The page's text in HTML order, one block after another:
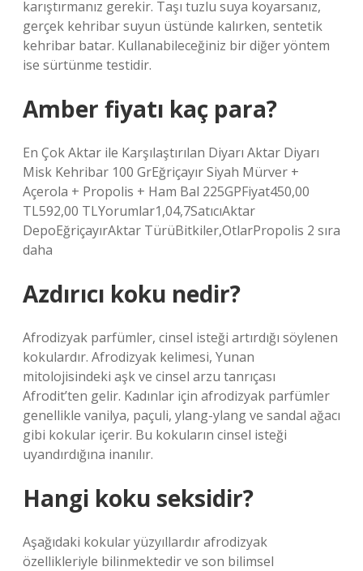
karıştırmanız gerekir. Taşı tuzlu suya koyarsanız,
gerçek kehribar suyun üstünde kalırken, sentetik
kehribar batar. Kullanabileceğiniz bir diğer yöntem
ise sürtünme testidir.
Amber fiyatı kaç para?
En Çok Aktar ile Karşılaştırılan Diyarı Aktar Diyarı
Misk Kehribar 100 GrEğriçayır Siyah Mürver +
Açerola + Propolis + Ham Bal 225GPFiyat450,00
TL592,00 TLYorumlar1,04,7SatıcıAktar
DepoEğriçayırAktar TürüBitkiler,OtlarPropolis 2 sıra
daha
Azdırıcı koku nedir?
Afrodizyak parfümler, cinsel isteği artırdığı söylenen
kokulardır. Afrodizyak kelimesi, Yunan
mitolojisindeki aşk ve cinsel arzu tanrıçası
Afrodit’ten gelir. Kadınlar için afrodizyak parfümler
genellikle vanilya, paçuli, ylang-ylang ve sandal ağacı
gibi kokular içerir. Bu kokuların cinsel isteği
uyandırdığına inanılır.
Hangi koku seksidir?
Aşağıdaki kokular yüzyıllardır afrodizyak
özellikleriyle bilinmektedir ve son bilimsel